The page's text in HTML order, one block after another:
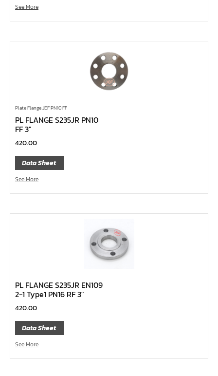
คีมล๊อค
คีมหนีบ-ถ่างแหวน
คีมปากนกแก้ว,​คีมตัดตะปู
คีมปากแหลม
คีมปากเฉียง
ลูกบ๊อกซ์ลม ขนาด 1.1/2"
ลูกบ๊อกซ์ลม ขนาด 1/2"
ลูกบ๊อกซ์ลม ขนาด 3/8"
ลูกบ๊อกซ์ลม ขนาด 1/4"
ลูกบ๊อกซ์ พิเศษ
ลูกบ๊อกซ์ ผ่า
ลูกบ๊อกซ์ ท๊อกซ์ พลัส 1/2"
See More
Plate Flange JEF PN10 FF
PL FLANGE S235JR PN10
FF 3″
420.00
Data Sheet
See More
PL FLANGE S235JR EN109
2-1 Type1 PN16 RF 3″
420.00
Data Sheet
See More